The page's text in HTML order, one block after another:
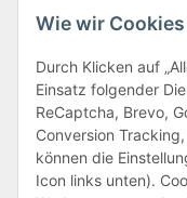
Wie wir
Durch Klicken auf
Einsatz folgender
ReCaptcha, Brevo,
Conversion
können die
Icon links unten).
Zahlungsarten